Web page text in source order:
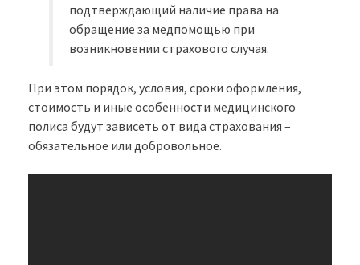
подтверждающий наличие права на
обращение за медпомощью при
возникновении страхового случая.
При этом порядок, условия, сроки оформления,
стоимость и иные особенности медицинского
полиса будут зависеть от вида страхования –
обязательное или добровольное.